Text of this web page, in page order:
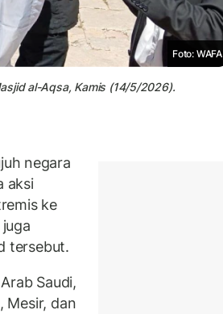
Foto: WAFA
al-Aqsa, Kamis (14/5/2026).
negara
aksi
ke
tersebut.
Saudi,
Mesir, dan